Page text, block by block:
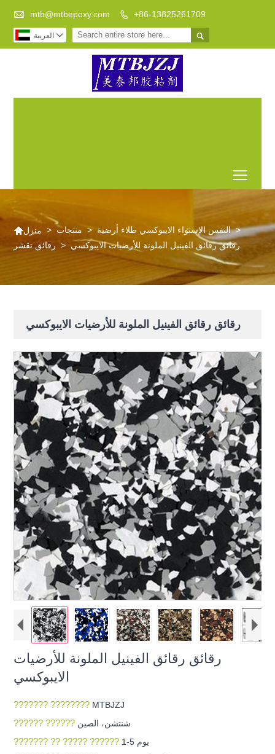
 mtb@mtbepoxy.com  +86-13825261709
 العربية 
منزل > منتجات > النفس الإستواء الايبوكسي طلاء أرضية >
رقائق تقشر > رقائق رقائق الفينيل الملونة للأرضيات الايبوكسي
رقائق رقائق الفينيل الملونة للأرضيات الايبوكسي
رقائق رقائق الفينيل الملونة للأرضيات
الايبوكسي
??????? ???????? MTBJZJ
?????? ?????? شنتشن، الصين
??????? ?? ????? ?????? 1-5 يوم